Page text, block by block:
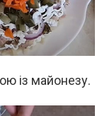
із майонезу.